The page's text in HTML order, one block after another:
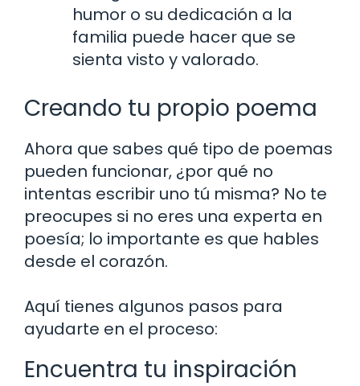
humor o su dedicación a la
familia puede hacer que se
sienta visto y valorado.
Creando tu propio poema
Ahora que sabes qué tipo de poemas
pueden funcionar, ¿por qué no
intentas escribir uno tú misma? No te
preocupes si no eres una experta en
poesía; lo importante es que hables
desde el corazón.
Aquí tienes algunos pasos para
ayudarte en el proceso:
Encuentra tu inspiración